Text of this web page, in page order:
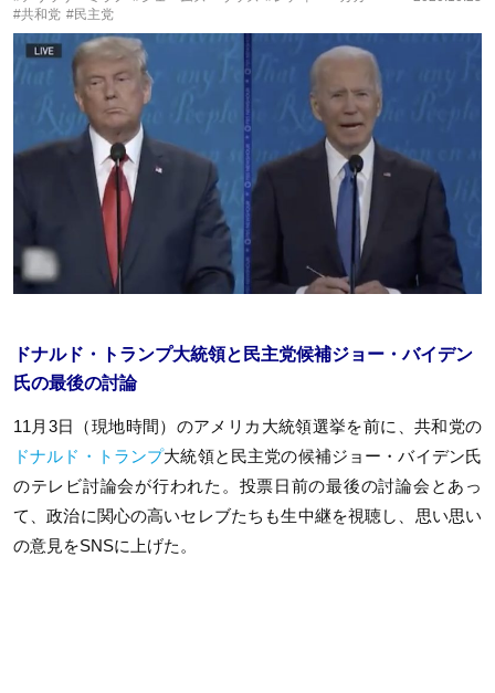
#共和党 #民主党
ドナルド・トランプ大統領と民主党候補ジョー・バイデン
氏の最後の討論
11月3日（現地時間）のアメリカ大統領選挙を前に、共和党の
ドナルド・トランプ大統領と民主党の候補ジョー・バイデン氏
のテレビ討論会が行われた。投票日前の最後の討論会とあっ
て、政治に関心の高いセレブたちも生中継を視聴し、思い思い
の意見をSNSに上げた。